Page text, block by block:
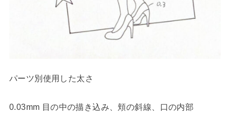
パーツ別使用した太さ
0.03mm 目の中の描き込み、頬の斜線、口の内部